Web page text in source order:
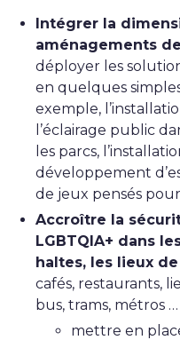
Intégrer la
aménagements
déployer les
en quelques
exemple,
l’éclairage public
les parcs,
développement
de jeux pensés
Accroître la
LGBTQIA+ dans
haltes, les lieux
cafés, restaurants,
bus, trams, métros
mettre en